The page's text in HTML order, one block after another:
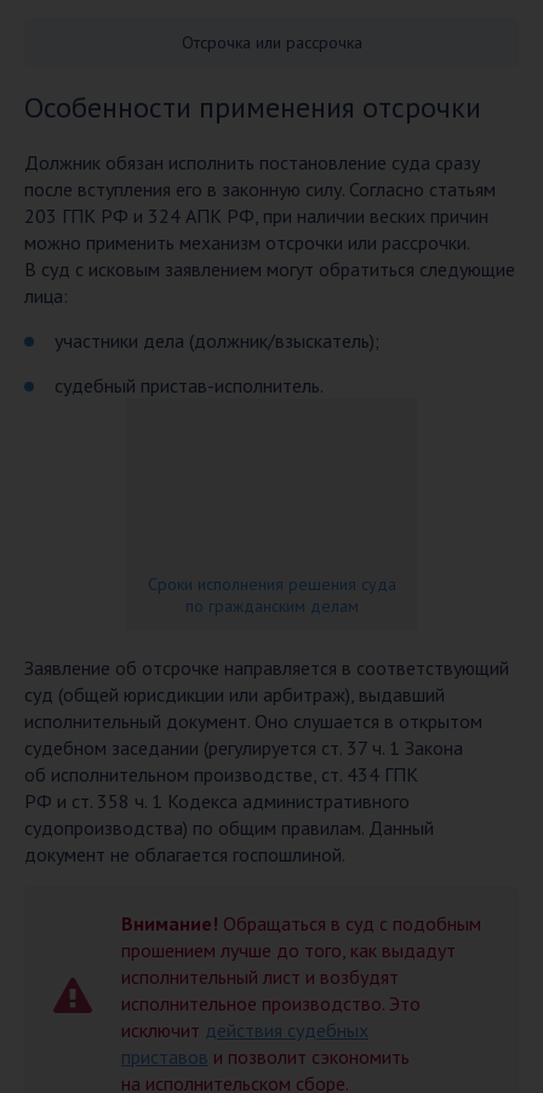
Отсрочка или рассрочка
Особенности применения отсрочки
Должник обязан исполнить постановление суда сразу
после вступления его в законную силу. Согласно статьям
203 ГПК РФ и 324 АПК РФ, при наличии веских причин
можно применить механизм отсрочки или рассрочки.
В суд с исковым заявлением могут обратиться следующие
лица:
участники дела (должник/взыскатель);
судебный пристав-исполнитель.
Сроки исполнения решения суда
по гражданским делам
Заявление об отсрочке направляется в соответствующий
суд (общей юрисдикции или арбитраж), выдавший
исполнительный документ. Оно слушается в открытом
судебном заседании (регулируется ст. 37 ч. 1 Закона
об исполнительном производстве, ст. 434 ГПК
РФ и ст. 358 ч. 1 Кодекса административного
судопроизводства) по общим правилам. Данный
документ не облагается госпошлиной.
Внимание! Обращаться в суд с подобным
прошением лучше до того, как выдадут
исполнительный лист и возбудят
исполнительное производство. Это
исключит действия судебных
приставов и позволит сэкономить
на исполнительском сборе.